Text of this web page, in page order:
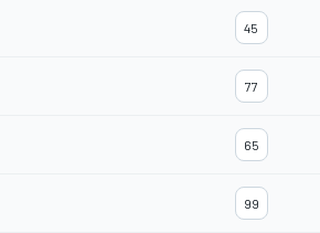
45
77
65
99